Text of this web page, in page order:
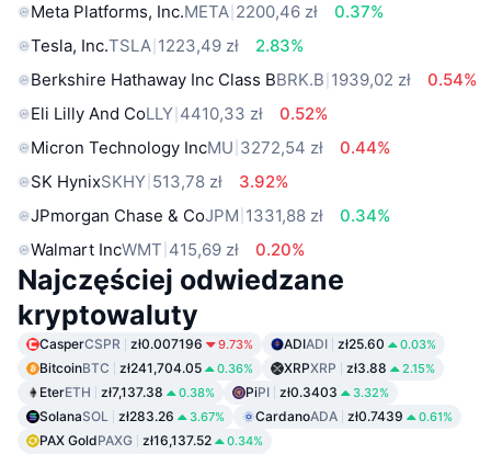
Meta Platforms, Inc.META 2200,46 zł
0.37%
Tesla, Inc.TSLA 1223,49 zł
2.83%
Berkshire Hathaway Inc Class BBRK.B 1939,02 zł
0.54%
Eli Lilly And CoLLY 4410,33 zł
0.52%
Micron Technology IncMU 3272,54 zł
0.44%
SK HynixSKHY 513,78 zł
3.92%
JPmorgan Chase & CoJPM 1331,88 zł
0.34%
Walmart IncWMT 415,69 zł 0.20%
Najczęściej odwiedzane
kryptowaluty
CasperCSPR zł0.007196 9.73% ADIADI zł25.60 0.03%
BitcoinBTC zł241,704.05 0.36% XRPXRP zł3.88 2.15%
EterETH zł7,137.38 0.38% PiPI zł0.3403 3.32%
SolanaSOL zł283.26 3.67% CardanoADA zł0.7439 0.61%
PAX GoldPAXG zł16,137.52 0.34%